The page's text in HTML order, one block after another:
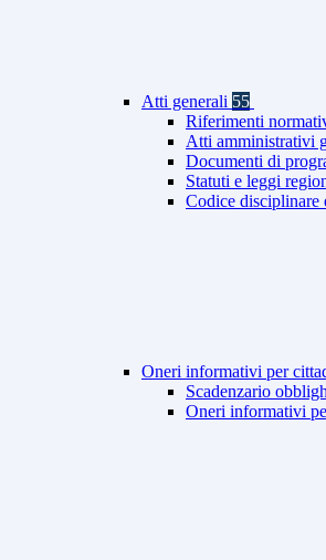
Atti generali 55
Riferimenti
Atti amministrativi
Documenti di
Statuti e leggi
Codice disciplinare
Oneri informativi per
Scadenzario
Oneri informativi